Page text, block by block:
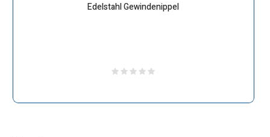
Edelstahl Gewindenippel